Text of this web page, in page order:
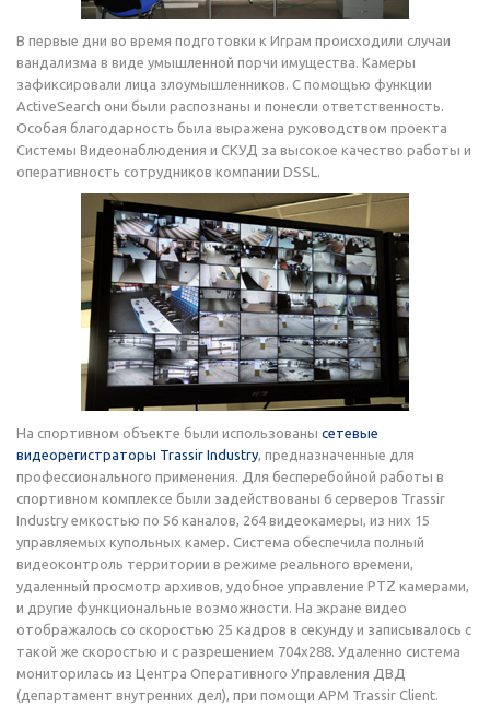
В первые дни во время подготовки к Играм происходили случаи
вандализма в виде умышленной порчи имущества. Камеры
зафиксировали лица злоумышленников. С помощью функции
ActiveSearch они были распознаны и понесли ответственность.
Особая благодарность была выражена руководством проекта
Системы Видеонаблюдения и СКУД за высокое качество работы и
оперативность сотрудников компании DSSL.
На спортивном объекте были использованы сетевые
видеорегистраторы Trassir Industry, предназначенные для
профессионального применения. Для бесперебойной работы в
спортивном комплексе были задействованы 6 серверов Trassir
Industry емкостью по 56 каналов, 264 видеокамеры, из них 15
управляемых купольных камер. Система обеспечила полный
видеоконтроль территории в режиме реального времени,
удаленный просмотр архивов, удобное управление PTZ камерами,
и другие функциональные возможности. На экране видео
отображалось со скоростью 25 кадров в секунду и записывалось с
такой же скоростью и с разрешением 704х288. Удаленно система
мониторилась из Центра Оперативного Управления ДВД
(департамент внутренних дел), при помощи АРМ Trassir Client.